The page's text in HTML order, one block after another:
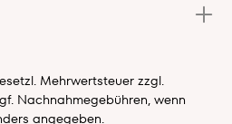
Mehrwertsteuer zzgl.
Nachnahmegebühren, wenn
angegeben.